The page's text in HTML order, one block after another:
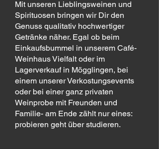
Mit unseren Lieblingsweinen und
Spirituosen bringen wir Dir den
Genuss qualitativ hochwertiger
Getränke näher. Egal ob beim
Einkaufsbummel in unserem Café-
Weinhaus Vielfalt oder im
Lagerverkauf in Mögglingen, bei
einem unserer Verkostungsevents
oder bei einer ganz privaten
Weinprobe mit Freunden und
Familie- am Ende zählt nur eines:
probieren geht über studieren.